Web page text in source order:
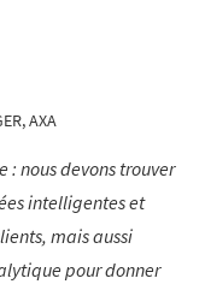
AXA
: nous devons trouver
intelligentes et
mais aussi
pour donner